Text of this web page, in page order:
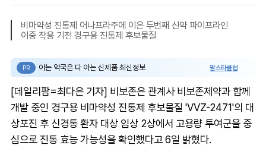
비마약성 진통제 어나프라주에 이은 두번째 신약 파이프라인
이중 작용 기전 경구용 진통제 후보물질
PR 아는 약국은 다 아는 신제품 최신정보 팜스타클럽
[데일리팜=최다은 기자] 비보존은 관계사 비보존제약과 함께
개발 중인 경구용 비마약성 진통제 후보물질 'VVZ-2471'의 대
상포진 후 신경통 환자 대상 임상 2상에서 고용량 투여군을 중
심으로 진통 효능 가능성을 확인했다고 6일 밝혔다.